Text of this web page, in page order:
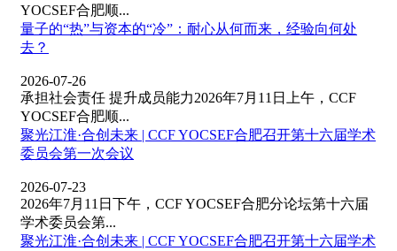
YOCSEF合肥顺...
量子的“热”与资本的“冷”：耐心从何而来，经验向何处
去？
2026-07-26
承担社会责任 提升成员能力2026年7月11日上午，CCF
YOCSEF合肥顺...
聚光江淮·合创未来 | CCF YOCSEF合肥召开第十六届学术
委员会第一次会议
2026-07-23
2026年7月11日下午，CCF YOCSEF合肥分论坛第十六届
学术委员会第...
聚光江淮·合创未来 | CCF YOCSEF合肥召开第十六届学术